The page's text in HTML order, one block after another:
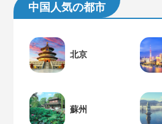
中国人気の都市
北京
蘇州